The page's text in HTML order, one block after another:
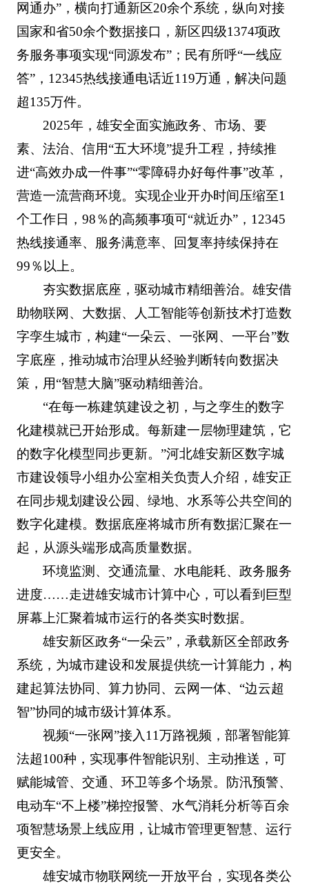
网通办”，横向打通新区20余个系统，纵向对接
国家和省50余个数据接口，新区四级1374项政
务服务事项实现“同源发布”；民有所呼“一线应
答”，12345热线接通电话近119万通，解决问题
超135万件。
2025年，雄安全面实施政务、市场、要
素、法治、信用“五大环境”提升工程，持续推
进“高效办成一件事”“零障碍办好每件事”改革，
营造一流营商环境。实现企业开办时间压缩至1
个工作日，98％的高频事项可“就近办”，12345
热线接通率、服务满意率、回复率持续保持在
99％以上。
夯实数据底座，驱动城市精细善治。雄安借
助物联网、大数据、人工智能等创新技术打造数
字孪生城市，构建“一朵云、一张网、一平台”数
字底座，推动城市治理从经验判断转向数据决
策，用“智慧大脑”驱动精细善治。
“在每一栋建筑建设之初，与之孪生的数字
化建模就已开始形成。每新建一层物理建筑，它
的数字化模型同步更新。”河北雄安新区数字城
市建设领导小组办公室相关负责人介绍，雄安正
在同步规划建设公园、绿地、水系等公共空间的
数字化建模。数据底座将城市所有数据汇聚在一
起，从源头端形成高质量数据。
环境监测、交通流量、水电能耗、政务服务
进度……走进雄安城市计算中心，可以看到巨型
屏幕上汇聚着城市运行的各类实时数据。
雄安新区政务“一朵云”，承载新区全部政务
系统，为城市建设和发展提供统一计算能力，构
建起算法协同、算力协同、云网一体、“边云超
智”协同的城市级计算体系。
视频“一张网”接入11万路视频，部署智能算
法超100种，实现事件智能识别、主动推送，可
赋能城管、交通、环卫等多个场景。防汛预警、
电动车“不上楼”梯控报警、水气消耗分析等百余
项智慧场景上线应用，让城市管理更智慧、运行
更安全。
雄安城市物联网统一开放平台，实现各类公